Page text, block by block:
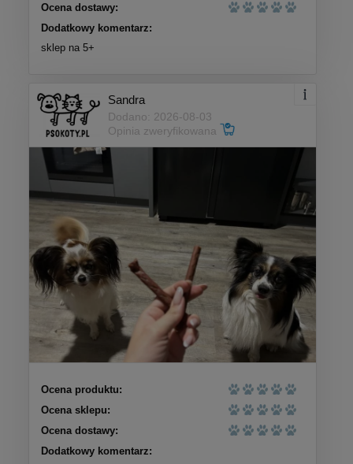
Ocena dostawy:
Dodatkowy komentarz:
sklep na 5+
Sandra
Dodano: 2026-08-03
Opinia zweryfikowana
Ocena produktu:
Ocena sklepu:
Ocena dostawy:
Dodatkowy komentarz: